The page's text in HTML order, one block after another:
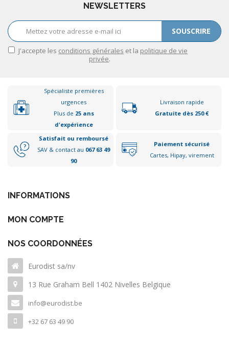
NEWSLETTERS
SOUSCRIRE
J'accepte les conditions générales et la politique de vie
privée.
Spécialiste premières
urgences
Plus de 25 ans
d'expérience
Livraison rapide
Gratuite dès 250 €
Satisfait ou remboursé
SAV & contact au 067 63 49
90
Paiement sécurisé
Cartes, Hipay, virement
INFORMATIONS
MON COMPTE
NOS COORDONNÉES
Eurodist sa/nv
13 Rue Graham Bell 1402 Nivelles Belgique
info@eurodist.be
+32 67 63 49 90